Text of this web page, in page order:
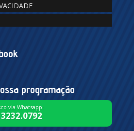
programação
via Whatsapp: